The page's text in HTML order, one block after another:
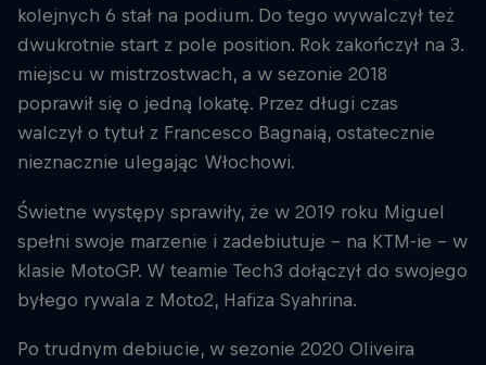
kolejnych 6 stał na podium. Do tego wywalczył też
dwukrotnie start z pole position. Rok zakończył na 3.
miejscu w mistrzostwach, a w sezonie 2018
poprawił się o jedną lokatę. Przez długi czas
walczył o tytuł z Francesco Bagnaią, ostatecznie
nieznacznie ulegając Włochowi.
Świetne występy sprawiły, że w 2019 roku Miguel
spełni swoje marzenie i zadebiutuje – na KTM-ie – w
klasie MotoGP. W teamie Tech3 dołączył do swojego
byłego rywala z Moto2, Hafiza Syahrina.
Po trudnym debiucie, w sezonie 2020 Oliveira